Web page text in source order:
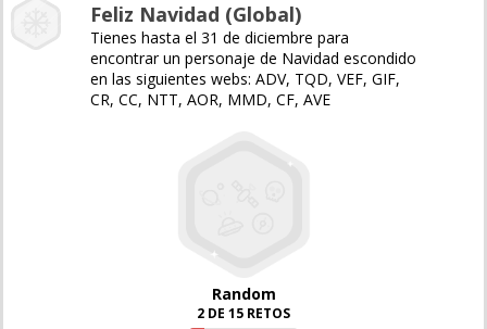
Feliz Navidad (Global)
Tienes hasta el 31 de diciembre para
encontrar un personaje de Navidad escondido
en las siguientes webs: ADV, TQD, VEF, GIF,
CR, CC, NTT, AOR, MMD, CF, AVE
Random
2 DE 15 RETOS